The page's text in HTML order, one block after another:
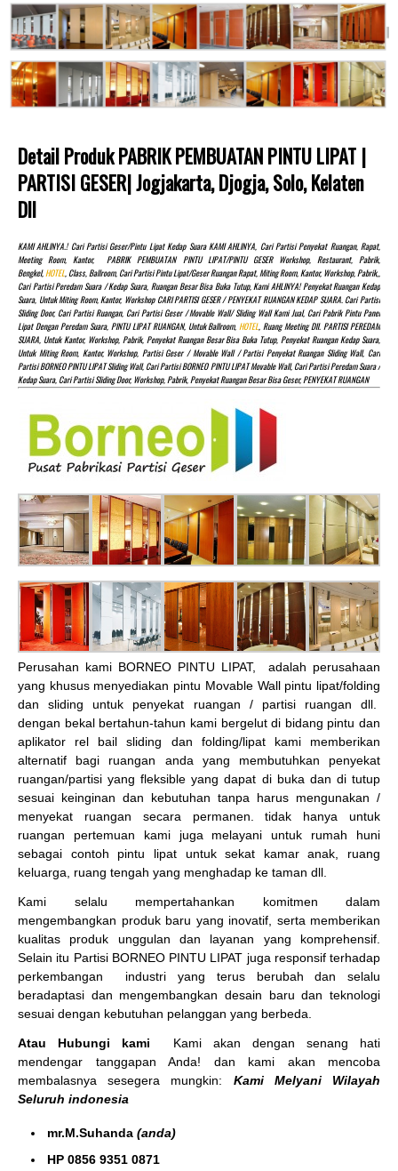
Detail Produk PABRIK PEMBUATAN PINTU LIPAT |
PARTISI GESER| Jogjakarta, Djogja, Solo, Kelaten
Dll
KAMI AHLINYA.! Cari Partisi Geser/pintu Lipat Kedap Suara KAMI AHLINYA, Cari Partisi Penyekat Ruangan, Rapat,
Meeting Room, Kantor, PABRIK PEMBUATAN PINTU LIPAT/PINTU GESER Workshop, Restaurant, Pabrik,
Bengkel,HOTEL, Class, Ballroom, Cari Partisi Pintu Lipat/Geser Ruangan Rapat, Miting Room, Kantor, Workshop, Pabrik,,
Cari Partisi Peredam Suara / Kedap Suara, Ruangan Besar Bisa Buka Tutup, Kami AHLINYA! Penyekat Ruangan Kedap
Suara, Untuk Miting Room, Kantor, Workshop CARI PARTISI GESER / PENYEKAT RUANGAN KEDAP SUARA. Cari Partisi
Sliding Door, Cari Partisi Ruangan, Cari Partisi Geser / Movable Wall/ Sliding Wall Kami Jual, Cari Pabrik Pintu Panel
Lipat Dengan Peredam Suara, PINTU LIPAT RUANGAN, Untuk Ballroom,HOTEL, Ruang Meeting Dll. PARTISI PEREDAM
SUARA, Untuk Kantor, Workshop, Pabrik, Penyekat Ruangan Besar Bisa Buka Tutup, Penyekat Ruangan Kedap Suara,
Untuk Miting Room, Kantor, Workshop, Partisi Geser / Movable Wall / Partisi Penyekat Ruangan Sliding Wall, Cari
Partisi BORNEO PINTU LIPAT Sliding Wall, Cari Partisi BORNEO PINTU LIPAT Movable Wall, Cari Partisi Peredam Suara /
Kedap Suara, Cari Partisi Sliding Door, Workshop, Pabrik, Penyekat Ruangan Besar Bisa Geser, PENYEKAT RUANGAN
Perusahan kami BORNEO PINTU LIPAT, adalah perusahaan
yang khusus menyediakan pintu Movable Wall pintu lipat/folding
dan sliding untuk penyekat ruangan / partisi ruangan dll.
dengan bekal bertahun-tahun kami bergelut di bidang pintu dan
aplikator rel bail sliding dan folding/lipat kami memberikan
alternatif bagi ruangan anda yang membutuhkan penyekat
ruangan/partisi yang fleksible yang dapat di buka dan di tutup
sesuai keinginan dan kebutuhan tanpa harus mengunakan /
menyekat ruangan secara permanen. tidak hanya untuk
ruangan pertemuan kami juga melayani untuk rumah huni
sebagai contoh pintu lipat untuk sekat kamar anak, ruang
keluarga, ruang tengah yang menghadap ke taman dll.
Kami selalu mempertahankan komitmen dalam
mengembangkan produk baru yang inovatif, serta memberikan
kualitas produk unggulan dan layanan yang komprehensif.
Selain itu Partisi BORNEO PINTU LIPAT juga responsif terhadap
perkembangan industri yang terus berubah dan selalu
beradaptasi dan mengembangkan desain baru dan teknologi
sesuai dengan kebutuhan pelanggan yang berbeda.
Atau Hubungi kami
Kami akan dengan senang hati
mendengar tanggapan Anda! dan kami akan mencoba
membalasnya sesegera mungkin: Kami Melyani Wilayah
Seluruh indonesia
mr.M.Suhanda (anda)
HP 0856 9351 0871